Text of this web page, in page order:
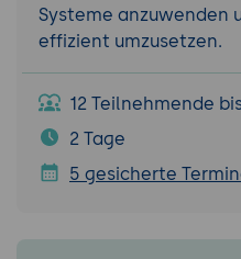
Systeme anzuwenden
effizient umzusetzen.
12 Teilnehmende
2 Tage
5 gesicherte